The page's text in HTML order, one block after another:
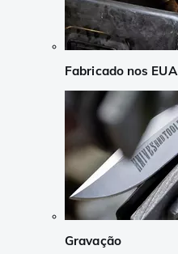
Fabricado nos EUA
Gravação